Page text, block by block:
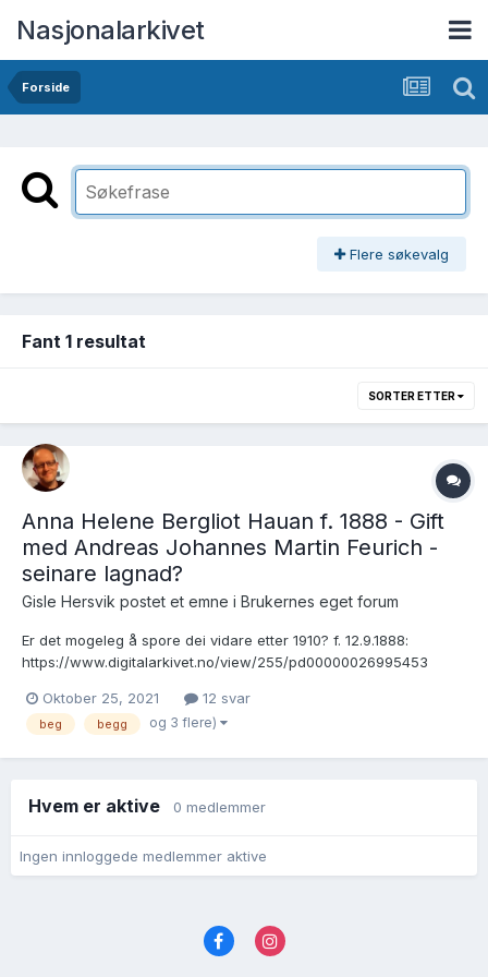
Nasjonalarkivet
Forside
Flere søkevalg
Fant 1 resultat
SORTER ETTER
Anna Helene Bergliot Hauan f. 1888 - Gift
med Andreas Johannes Martin Feurich -
seinare lagnad?
Gisle Hersvik postet et emne i Brukernes eget forum
Er det mogeleg å spore dei vidare etter 1910? f. 12.9.1888:
https://www.digitalarkivet.no/view/255/pd00000026995453
https://www.digitalarkivet.no/census/person/pf01053142003205
FT1900:
Oktober 25, 2021 12 svar
beg begg og 3 flere)
Hvem er aktive 0 medlemmer
Ingen innloggede medlemmer aktive